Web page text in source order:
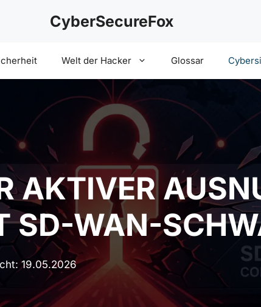
CyberSecureFox
Welt der Hacker Glossar
AKTIVER
SD-WAN-
19.05.2026